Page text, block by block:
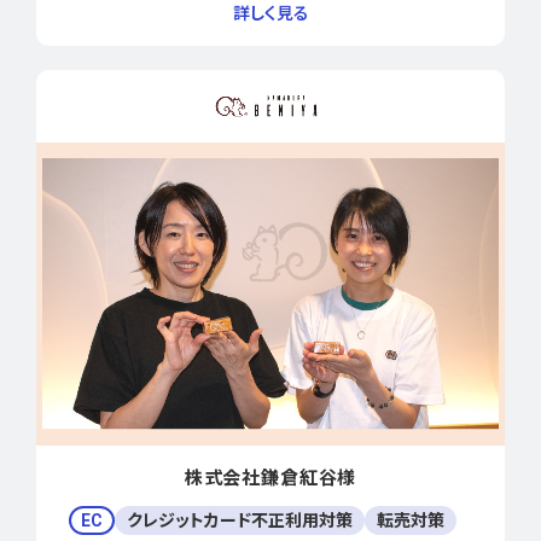
株式会社鎌倉紅谷様
EC クレジットカード不正利用対策 転売対策